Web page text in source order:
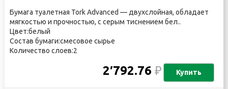
Бумага туалетная Tork Advanced — двухслойная, обладает
мягкостью и прочностью, с серым тиснением бел..
Цвет:белый
Состав бумаги:смесовое сырье
Количество слоев:2
2′792.76₽ Купить